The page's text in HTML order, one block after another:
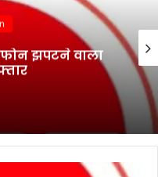
झपटने वाला